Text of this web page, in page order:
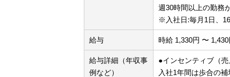
週30時間以上の勤務
※入社日:毎月1日、
給与 時給 1,330円 〜 1,430
給与詳細（年収事
例など）
●インセンティブ（
入社1年間は歩合の